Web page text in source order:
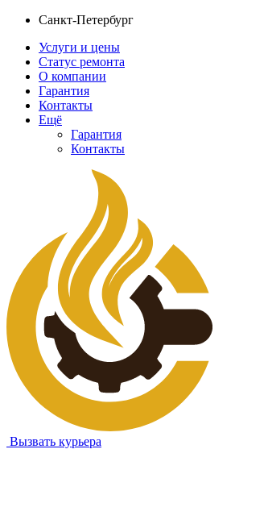
Санкт-Петербург
Услуги и цены
Статус ремонта
О компании
Гарантия
Контакты
Ещё
Гарантия
Контакты
Вызвать курьера